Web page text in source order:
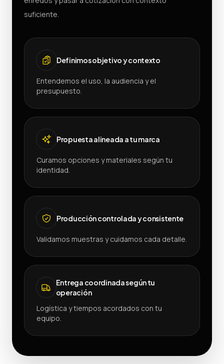
suficiente.
Definimos objetivo y contexto
Entendemos el uso, la audiencia y el
presupuesto.
Propuesta alineada a tu marca
Curamos opciones y materiales según tu
identidad.
Producción controlada y consistente
Validamos muestras y cuidamos cada detalle.
Entrega coordinada según tu
operación
Logística y tiempos acordados con tu
equipo.